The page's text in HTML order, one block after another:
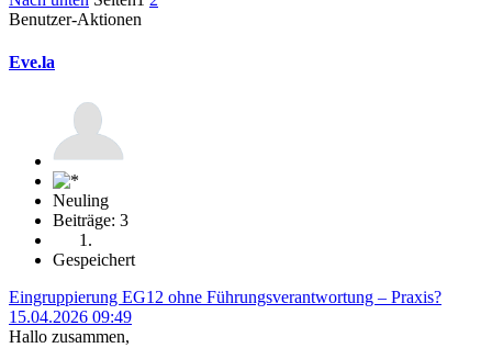
Benutzer-Aktionen
Eve.la
Neuling
Beiträge: 3
Gespeichert
Eingruppierung EG12 ohne Führungsverantwortung – Praxis?
15.04.2026 09:49
Hallo zusammen,